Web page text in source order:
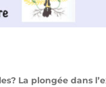
La plongée dans